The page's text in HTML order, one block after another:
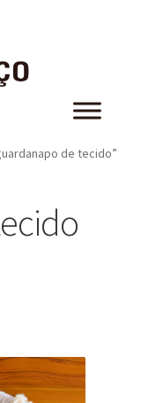
de tecido”